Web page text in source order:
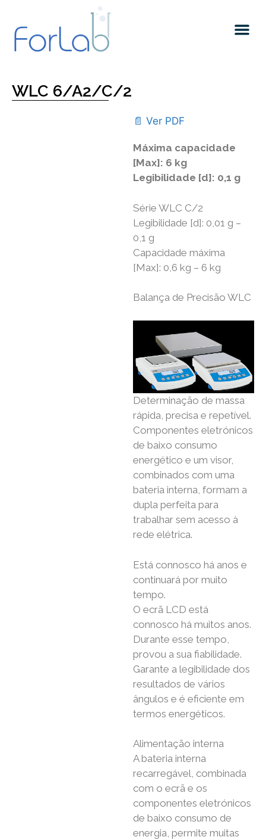
WLC 6/A2/C/2
📄 Ver PDF
Máxima capacidade
[Max]: 6 kg
Legibilidade [d]: 0,1 g
Série WLC C/2
Legibilidade [d]: 0,01 g –
0,1 g
Capacidade máxima
[Max]: 0,6 kg – 6 kg
Balança de Precisão WLC
Determinação de massa
rápida, precisa e repetível.
Componentes eletrónicos
de baixo consumo
energético e um visor,
combinados com uma
bateria interna, formam a
dupla perfeita para
trabalhar sem acesso à
rede elétrica.
Está connosco há anos e
continuará por muito
tempo.
O ecrã LCD está
connosco há muitos anos.
Durante esse tempo,
provou a sua fiabilidade.
Garante a legibilidade dos
resultados de vários
ângulos e é eficiente em
termos energéticos.
Alimentação interna
A bateria interna
recarregável, combinada
com o ecrã e os
componentes eletrónicos
de baixo consumo de
energia, permite muitas